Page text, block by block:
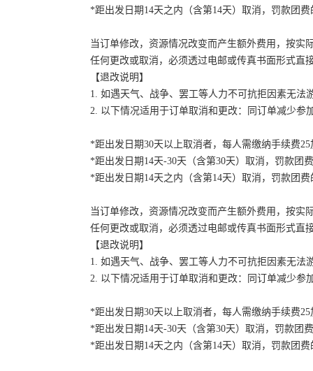
*距出发日期14天之内（含第14天）取消，罚款团费
当订单修改，资源情况改变而产生额外费用，按实
任何更改或取消，必须透过电邮或传真书面形式直
【退改说明】
1. 如遇天气、战争、罢工等人力不可抗拒因素无
2. 以下情况适用于订单取消和更改：同订单减少
*距出发日期30天以上取消者，每人需缴纳手续费
*距出发日期14天-30天（含第30天）取消，罚款团
*距出发日期14天之内（含第14天）取消，罚款团费
当订单修改，资源情况改变而产生额外费用，按实
任何更改或取消，必须透过电邮或传真书面形式直
【退改说明】
1. 如遇天气、战争、罢工等人力不可抗拒因素无
2. 以下情况适用于订单取消和更改：同订单减少
*距出发日期30天以上取消者，每人需缴纳手续费
*距出发日期14天-30天（含第30天）取消，罚款团
*距出发日期14天之内（含第14天）取消，罚款团费